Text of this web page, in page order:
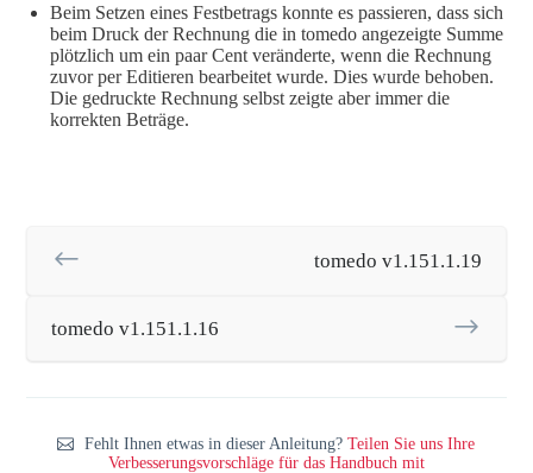
Beim Setzen eines Festbetrags konnte es passieren, dass sich
beim Druck der Rechnung die in tomedo angezeigte Summe
plötzlich um ein paar Cent veränderte, wenn die Rechnung
zuvor per Editieren bearbeitet wurde. Dies wurde behoben.
Die gedruckte Rechnung selbst zeigte aber immer die
korrekten Beträge.
tomedo v1.151.1.19
tomedo v1.151.1.16
Fehlt Ihnen etwas in dieser Anleitung?Teilen Sie uns Ihre
Verbesserungsvorschläge für das Handbuch mit